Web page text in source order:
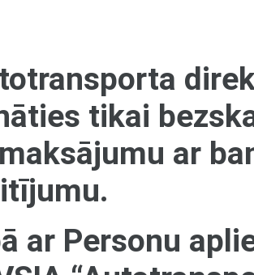
tikai
ar
ar Personu